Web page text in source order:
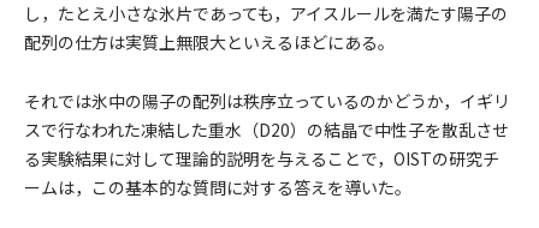
し，たとえ小さな氷片であっても，アイスルールを満たす陽子の
配列の仕方は実質上無限大といえるほどにある。
それでは氷中の陽子の配列は秩序立っているのかどうか，イギリ
スで行なわれた凍結した重水（D20）の結晶で中性子を散乱させ
る実験結果に対して理論的説明を与えることで，OISTの研究チ
ームは，この基本的な質問に対する答えを導いた。